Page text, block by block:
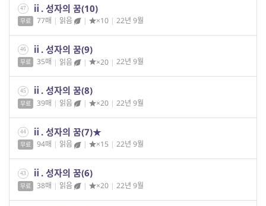
47 ⅱ. 성자의 꿈(10)
무료 77매 | 읽음 | ×10 | 22년 9월
46 ⅱ. 성자의 꿈(9)
무료 35매 | 읽음 | ×20 | 22년 9월
45 ⅱ. 성자의 꿈(8)
무료 39매 | 읽음 | ×20 | 22년 9월
44 ⅱ. 성자의 꿈(7)★
무료 94매 | 읽음 | ×15 | 22년 9월
43 ⅱ. 성자의 꿈(6)
무료 38매 | 읽음 | ×20 | 22년 9월